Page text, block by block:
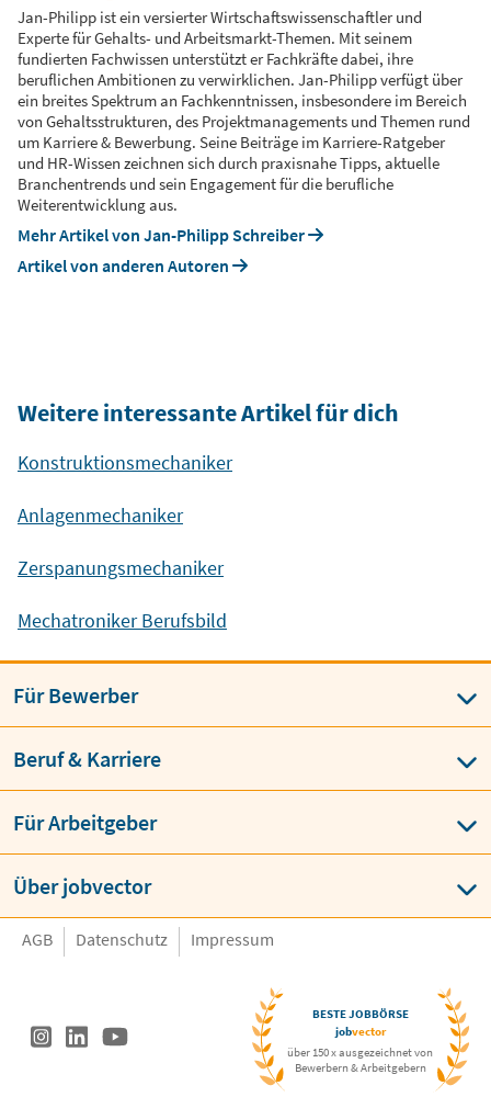
Jan-Philipp ist ein versierter Wirtschaftswissenschaftler und
Experte für Gehalts- und Arbeitsmarkt-Themen. Mit seinem
fundierten Fachwissen unterstützt er Fachkräfte dabei, ihre
beruflichen Ambitionen zu verwirklichen. Jan-Philipp verfügt über
ein breites Spektrum an Fachkenntnissen, insbesondere im Bereich
von Gehaltsstrukturen, des Projektmanagements und Themen rund
um Karriere & Bewerbung. Seine Beiträge im Karriere-Ratgeber
und HR-Wissen zeichnen sich durch praxisnahe Tipps, aktuelle
Branchentrends und sein Engagement für die berufliche
Weiterentwicklung aus.
Mehr Artikel von Jan-Philipp Schreiber
Artikel von anderen Autoren
Weitere interessante Artikel für dich
Konstruktionsmechaniker
Anlagenmechaniker
Zerspanungsmechaniker
Mechatroniker Berufsbild
Für Bewerber
Beruf & Karriere
Für Arbeitgeber
Über jobvector
AGB Datenschutz Impressum
BESTE JOBBÖRSE
jobvector
über 150 x ausgezeichnet von
Bewerbern & Arbeitgebern